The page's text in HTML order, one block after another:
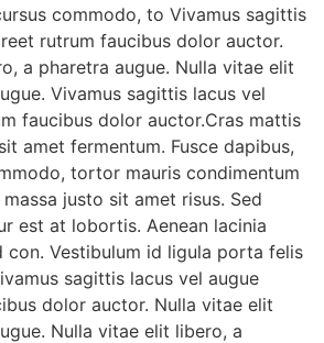
commodo, to Vivamus sagittis
rutrum faucibus dolor auctor.
a pharetra augue. Nulla vitae elit
Vivamus sagittis lacus vel
faucibus dolor auctor.Cras mattis
amet fermentum. Fusce dapibus,
tortor mauris condimentum
justo sit amet risus. Sed
est at lobortis. Aenean lacinia
con. Vestibulum id ligula porta felis
sagittis lacus vel augue
dolor auctor. Nulla vitae elit
Nulla vitae elit libero, a